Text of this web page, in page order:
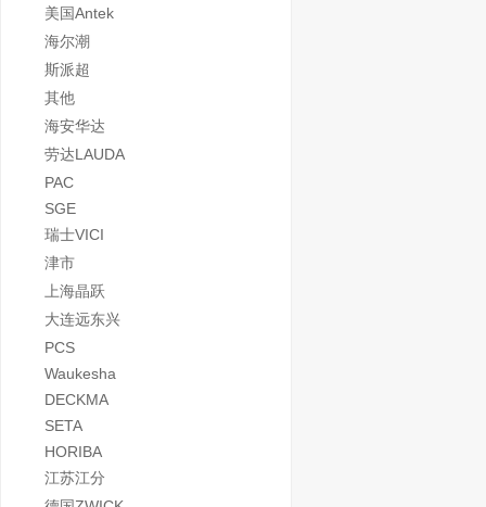
美国Antek
海尔潮
斯派超
其他
海安华达
劳达LAUDA
PAC
SGE
瑞士VICI
津市
上海晶跃
大连远东兴
PCS
Waukesha
DECKMA
SETA
HORIBA
江苏江分